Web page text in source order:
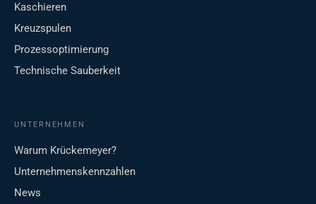
Kaschieren
Kreuzspulen
Prozessoptimierung
Technische Sauberkeit
UNTERNEHMEN
Warum Krückemeyer?
Unternehmenskennzahlen
News